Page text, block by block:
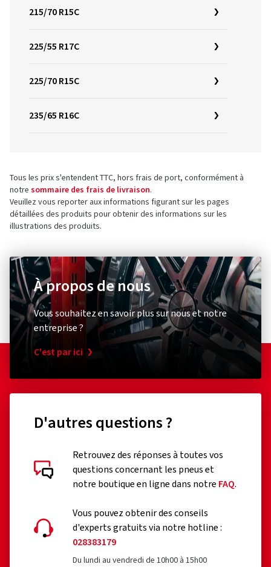
215/70 R15C
225/55 R17C
225/70 R15C
235/65 R16C
Tous les prix s'entendent TTC, hors frais de port, conformément à
notre sommaire des frais de livraison.
Veuillez vous reporter aux informations figurant sur les pages
détaillées des produits pour obtenir des informations sur les
illustrations des produits.
À propos de nous
Vous souhaitez en savoir plus sur nous et notre
entreprise ?
C'est par ici
D'autres questions ?
Retrouvez des réponses à toutes vos
questions concernant les pneus et
notre boutique en ligne dans notre FAQ.
Vous pouvez obtenir des conseils
d'experts gratuits via notre hotline :
028383179
Du lundi au vendredi de 10h00 à 15h00